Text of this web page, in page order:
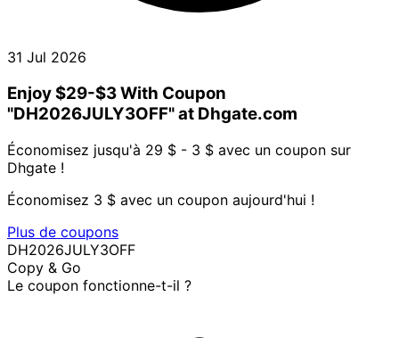
31 Jul 2026
Enjoy $29-$3 With Coupon
"DH2026JULY3OFF" at Dhgate.com
Économisez jusqu'à 29 $ - 3 $ avec un coupon sur
Dhgate !
Économisez 3 $ avec un coupon aujourd'hui !
Plus de coupons
DH2026JULY3OFF
Copy & Go
Le coupon fonctionne-t-il ?